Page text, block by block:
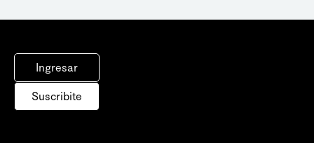
Ingresar
Suscribite